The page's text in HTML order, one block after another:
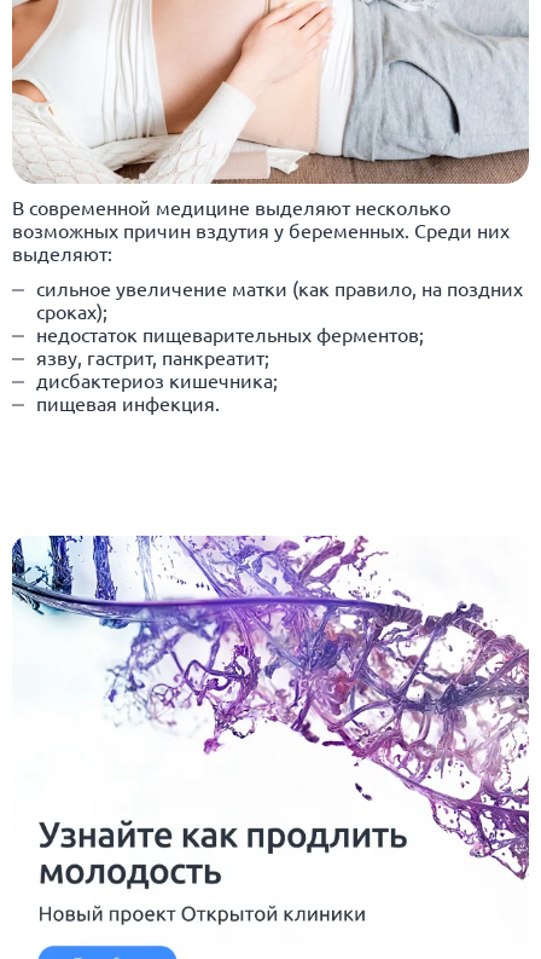
В современной медицине выделяют несколько
возможных причин вздутия у беременных. Среди них
выделяют:
сильное увеличение матки (как правило, на поздних
сроках);
недостаток пищеварительных ферментов;
язву, гастрит, панкреатит;
дисбактериоз кишечника;
пищевая инфекция.